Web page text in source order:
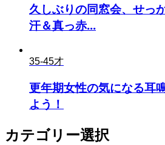
久しぶりの同窓会、せっ
汗＆真っ赤...
35-45才
更年期女性の気になる耳
よう！
カテゴリー選択